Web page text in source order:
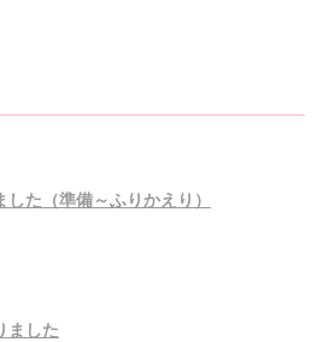
た（準備～ふりかえり）
ました